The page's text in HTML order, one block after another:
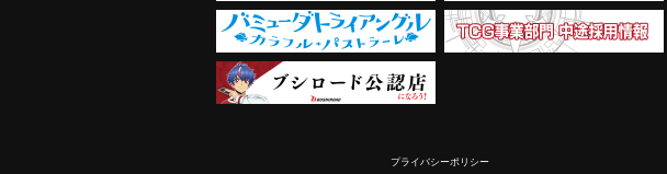
プライバシーポリシー